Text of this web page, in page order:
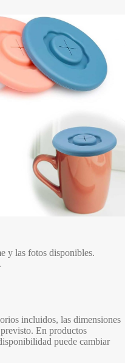
y las fotos disponibles.
incluidos, las dimensiones
En productos
puede cambiar